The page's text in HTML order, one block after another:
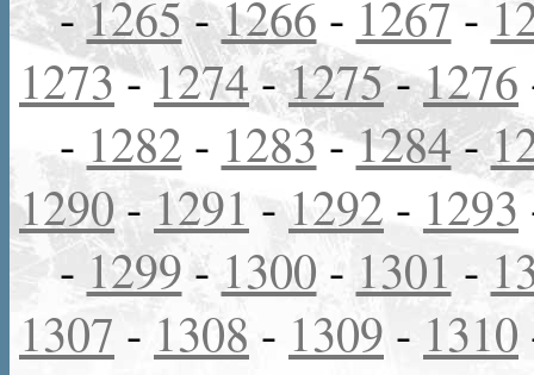
-1265-1266 - 1267 -
1273-1274-1275-1276
- 1282 - 1283-1284-
1290 -1291 - 1292 - 1293
- 1299- 1300 - 1301 -
1307 - 1308 - 1309 - 1310